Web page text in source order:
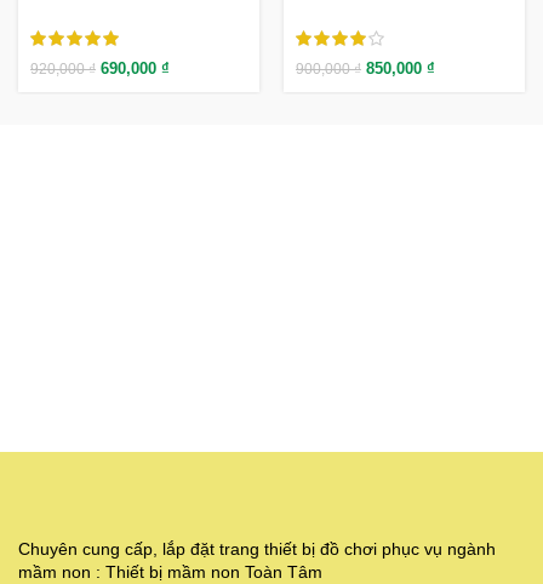
920,000₫ 690,000 ₫ 900,000₫ 850,000 ₫
Chuyên cung cấp, lắp đặt trang thiết bị đồ chơi phục vụ ngành
mầm non : Thiết bị mầm non Toàn Tâm